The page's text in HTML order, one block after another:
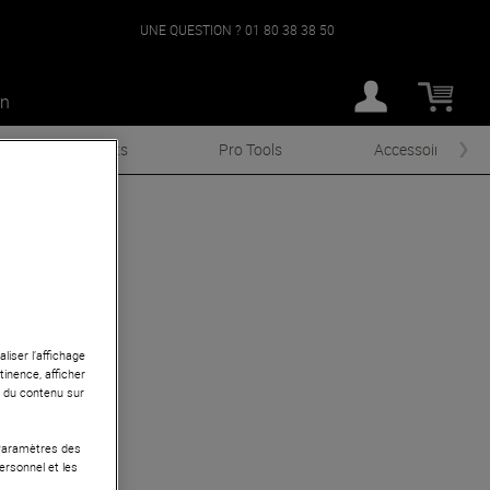
UNE QUESTION ? 01 80 38 38 50
Instruments Pro Tools Accessoires
l’affichage
afficher
contenu sur
des
et les